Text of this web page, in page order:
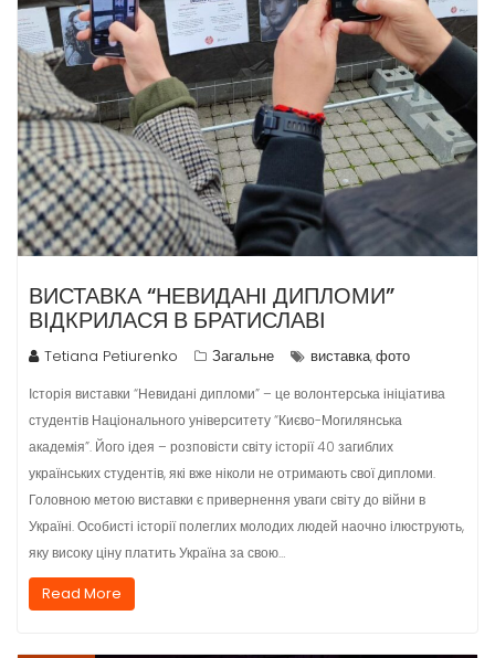
ВИСТАВКА “НЕВИДАНІ ДИПЛОМИ”
ВІДКРИЛАСЯ В БРАТИСЛАВІ
Tetiana Petiurenko Загальне виставка,фото
Історія виставки “Невидані дипломи” – це волонтерська ініціатива
студентів Національного університету “Києво-Могилянська
академія”. Його ідея – розповісти світу історії 40 загиблих
українських студентів, які вже ніколи не отримають свої дипломи.
Головною метою виставки є привернення уваги світу до війни в
Україні. Особисті історії полеглих молодих людей наочно ілюструють,
яку високу ціну платить Україна за свою…
Read More